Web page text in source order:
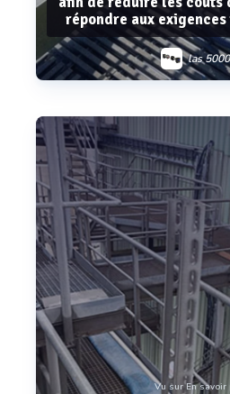
répondre aux exigences
las
Voir plus
Vu sur En savoir